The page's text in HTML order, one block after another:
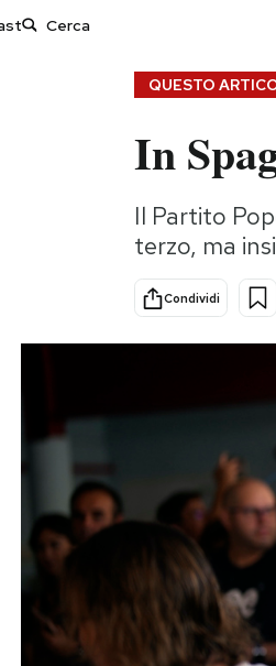
Consumismi
Storie/Idee
Ok Boomer!
Media
QUESTO
In
Il Partito
terzo, ma
Condividi